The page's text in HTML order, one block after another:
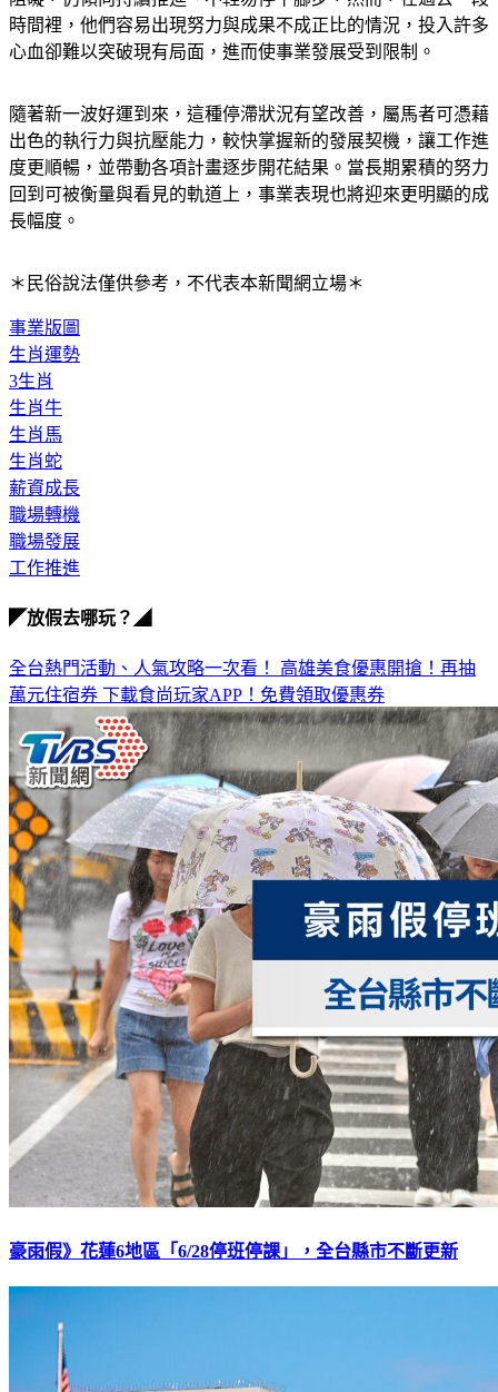
時間裡，他們容易出現努力與成果不成正比的情況，投入許多
心血卻難以突破現有局面，進而使事業發展受到限制。
隨著新一波好運到來，這種停滯狀況有望改善，屬馬者可憑藉
出色的執行力與抗壓能力，較快掌握新的發展契機，讓工作進
度更順暢，並帶動各項計畫逐步開花結果。當長期累積的努力
回到可被衡量與看見的軌道上，事業表現也將迎來更明顯的成
長幅度。
＊民俗說法僅供參考，不代表本新聞網立場＊
事業版圖
生肖運勢
3生肖
生肖牛
生肖馬
生肖蛇
薪資成長
職場轉機
職場發展
工作推進
◤放假去哪玩？◢
全台熱門活動、人氣攻略一次看！ 高雄美食優惠開搶！再抽
萬元住宿券 下載食尚玩家APP！免費領取優惠券
豪雨假》花蓮6地區「6/28停班停課」，全台縣市不斷更新